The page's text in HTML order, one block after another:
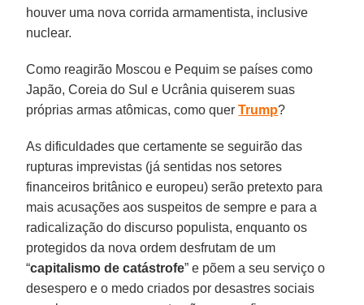
houver uma nova corrida armamentista, inclusive
nuclear.
Como reagirão Moscou e Pequim se países como
Japão, Coreia do Sul e Ucrânia quiserem suas
próprias armas atômicas, como querTrump?
As dificuldades que certamente se seguirão das
rupturas imprevistas (já sentidas nos setores
financeiros britânico e europeu) serão pretexto para
mais acusações aos suspeitos de sempre e para a
radicalização do discurso populista, enquanto os
protegidos da nova ordem desfrutam de um
“capitalismo de catástrofe” e põem a seu serviço o
desespero e o medo criados por desastres sociais